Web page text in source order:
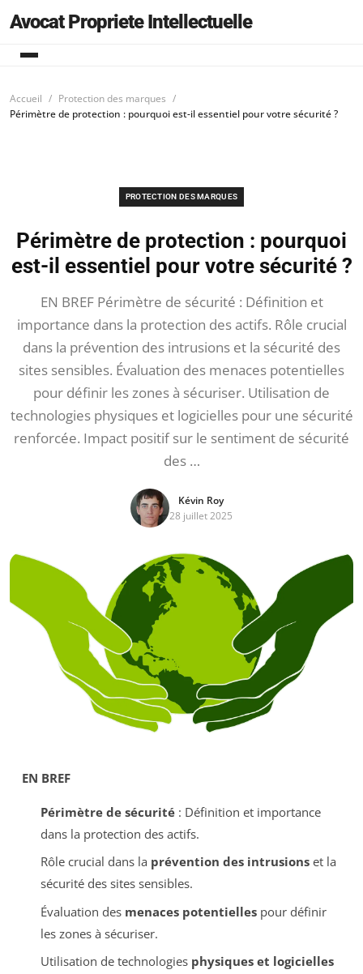
Avocat Propriete Intellectuelle
Accueil
Protection des marques
Périmètre de protection : pourquoi est-il essentiel pour votre sécurité ?
PROTECTION DES MARQUES
Périmètre de protection : pourquoi
est-il essentiel pour votre sécurité ?
EN BREF Périmètre de sécurité : Définition et
importance dans la protection des actifs. Rôle crucial
dans la prévention des intrusions et la sécurité des
sites sensibles. Évaluation des menaces potentielles
pour définir les zones à sécuriser. Utilisation de
technologies physiques et logicielles pour une sécurité
renforcée. Impact positif sur le sentiment de sécurité
des …
Kévin Roy
28 juillet 2025
EN BREF
Périmètre de sécurité: Définition et importance
dans la protection des actifs.
Rôle crucial dans la prévention des intrusionset la
sécurité des sites sensibles.
Évaluation des menaces potentiellespour définir
les zones à sécuriser.
Utilisation de technologies physiques et logicielles